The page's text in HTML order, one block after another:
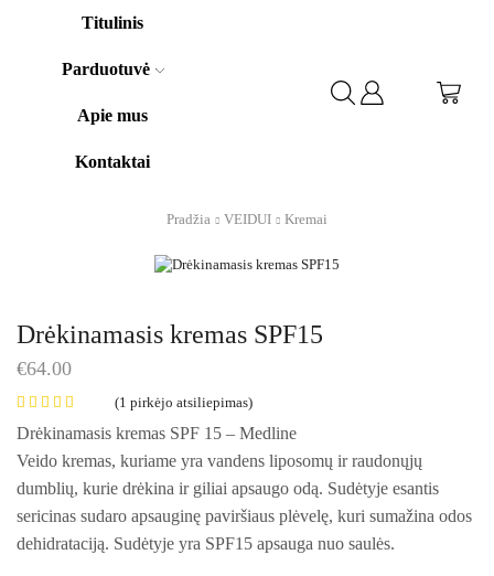
Titulinis
Parduotuvė
Apie mus
Kontaktai
Pradžia VEIDUI Kremai
Drėkinamasis kremas SPF15
€64.00
(1 pirkėjo atsiliepimas)
Drėkinamasis kremas SPF 15 – Medline
Veido kremas, kuriame yra vandens liposomų ir raudonųjų
dumblių, kurie drėkina ir giliai apsaugo odą. Sudėtyje esantis
sericinas sudaro apsauginę paviršiaus plėvelę, kuri sumažina odos
dehidrataciją. Sudėtyje yra SPF15 apsauga nuo saulės.